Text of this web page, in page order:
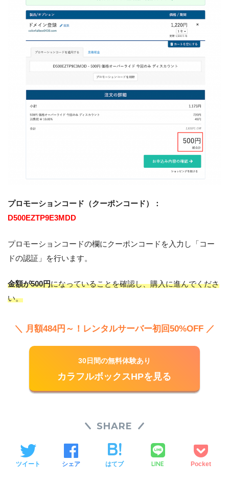
プロモーションコード（クーポンコード）：
D500EZTP9E3MDD
プロモーションコードの欄にクーポンコードを入力し「コー
ドの認証」を行います。
金額が500円になっていることを確認し、購入に進んでくださ
い。
＼ 月額484円～！レンタルサーバー初回50%OFF ／
30日間の無料体験あり
カラフルボックスHPを見る
SHARE
ツイート シェア はてブ LINE Pocket